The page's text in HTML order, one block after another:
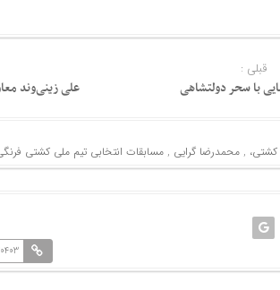
علی زینی‌وند
قبلی :
با سحر دولتشاهی
کشتی، , محمدرضا گرایی , مسابقات انتخابی تیم ملی کشتی